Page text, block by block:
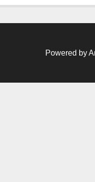
Powered by